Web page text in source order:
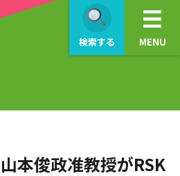
検索する MENU
本俊政准教授がRSK